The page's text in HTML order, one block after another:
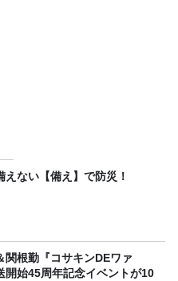
えない【備え】で防災！
関根勤『コサキンDEワァ
開始45周年記念イベントが10